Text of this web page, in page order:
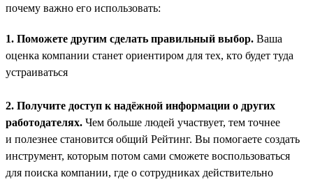
почему важно его использовать:
1. Поможете другим сделать правильный выбор. Ваша
оценка компании станет ориентиром для тех, кто будет туда
устраиваться
2. Получите доступ к надёжной информации о других
работодателях. Чем больше людей участвует, тем точнее
и полезнее становится общий Рейтинг. Вы помогаете создать
инструмент, которым потом сами сможете воспользоваться
для поиска компании, где о сотрудниках действительно